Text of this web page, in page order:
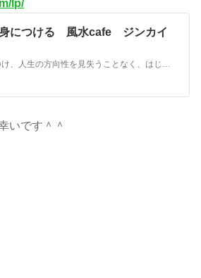
lp/
身につける 風水cafe ジンカイ
現実を変える力を身につけ、人生の方向性を見失うことなく、はじめの一歩を歩み続けることのできる風水cafeジンカイト
いです＾＾